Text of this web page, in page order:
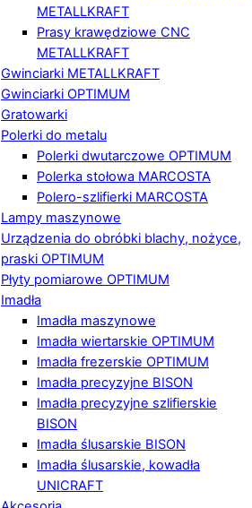
METALLKRAFT
Prasy krawędziowe CNC
METALLKRAFT
Gwinciarki METALLKRAFT
Gwinciarki OPTIMUM
Gratowarki
Polerki do metalu
Polerki dwutarczowe OPTIMUM
Polerka stołowa MARCOSTA
Polero-szlifierki MARCOSTA
Lampy maszynowe
Urządzenia do obróbki blachy, nożyce,
praski OPTIMUM
Płyty pomiarowe OPTIMUM
Imadła
Imadła maszynowe
Imadła wiertarskie OPTIMUM
Imadła frezerskie OPTIMUM
Imadła precyzyjne BISON
Imadła precyzyjne szlifierskie
BISON
Imadła ślusarskie BISON
Imadła ślusarskie, kowadła
UNICRAFT